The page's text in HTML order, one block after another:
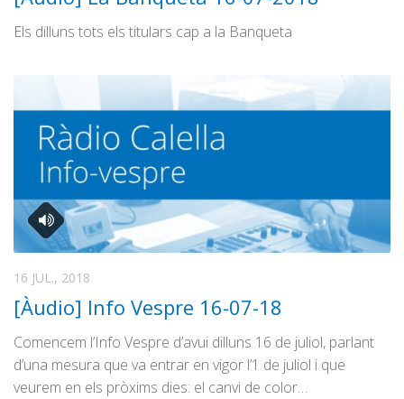
Els dilluns tots els titulars cap a la Banqueta
16 JUL., 2018
[Àudio] Info Vespre 16-07-18
Comencem l’Info Vespre d’avui dilluns 16 de juliol, parlant
d’una mesura que va entrar en vigor l’1 de juliol i que
veurem en els pròxims dies: el canvi de color…